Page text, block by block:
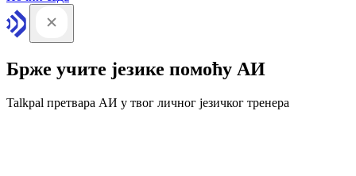
Брже учите језике помоћу АИ
Talkpal претвара АИ у твог личног језичког тренера